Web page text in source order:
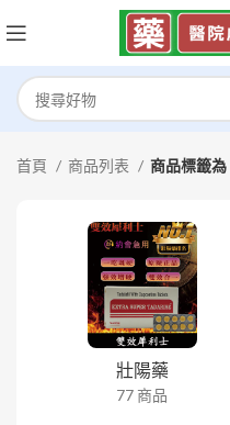
首頁 商品列表 商品標籤
壯陽藥
77 商品